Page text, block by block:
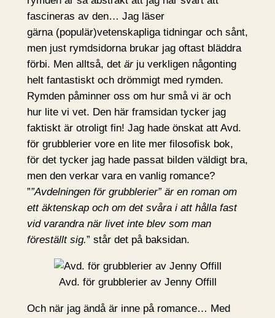
fascineras av den… Jag läser
gärna (populär)vetenskapliga tidningar och sånt,
men just rymdsidorna brukar jag oftast bläddra
förbi. Men alltså, det ärju verkligen någonting
helt fantastiskt och drömmigt med rymden.
Rymden påminner oss om hur små vi är och
hur lite vi vet. Den här framsidan tycker jag
faktiskt är otroligt fin! Jag hade önskat att Avd.
för grubblerier vore en lite mer filosofisk bok,
för det tycker jag hade passat bilden väldigt bra,
men den verkar vara en vanlig romance?
””Avdelningen för grubblerier” är en roman om
ett äktenskap och om det svåra i att hålla fast
vid varandra när livet inte blev som man
föreställt sig.” står det på baksidan.
Avd. för grubblerier av Jenny Offill
Och när jag ändå är inne på romance… Med